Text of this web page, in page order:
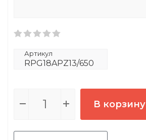
Артикул
RPG18APZ13/650
В корзину